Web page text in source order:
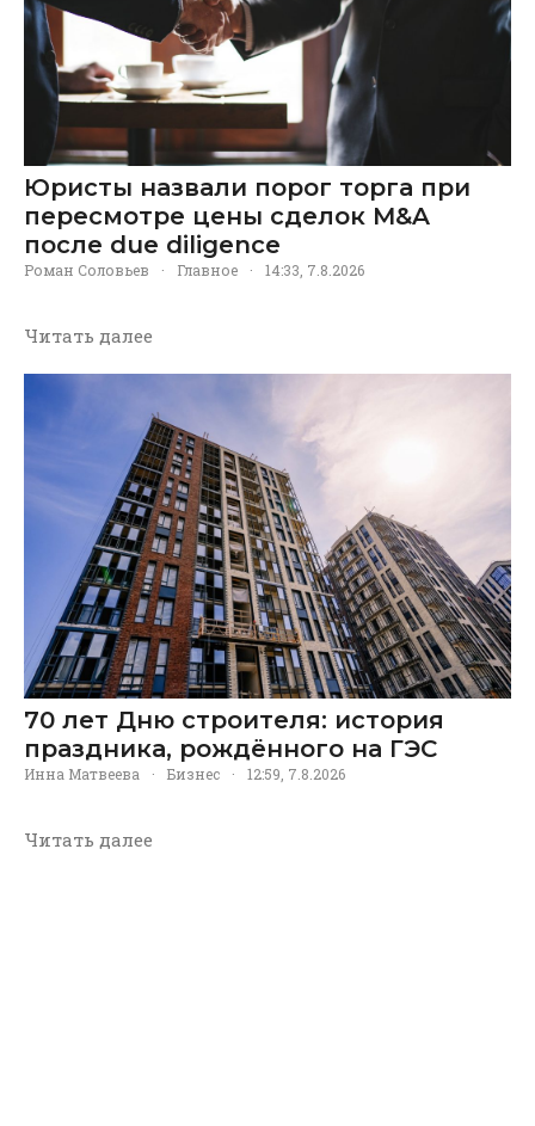
Юристы назвали порог торга при
пересмотре цены сделок M&A
после due diligence
Роман Соловьев · Главное · 14:33, 7.8.2026
Читать далее
70 лет Дню строителя: история
праздника, рождённого на ГЭС
Инна Матвеева · Бизнес · 12:59, 7.8.2026
Читать далее